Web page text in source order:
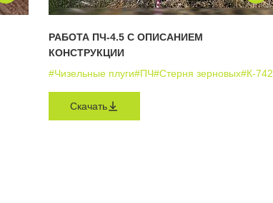
РАБОТА ПЧ-4.5 С ОПИСАНИЕМ
КОНСТРУКЦИИ
#Чизельные плуги#ПЧ#Стерня зерновых#К-742
Скачать